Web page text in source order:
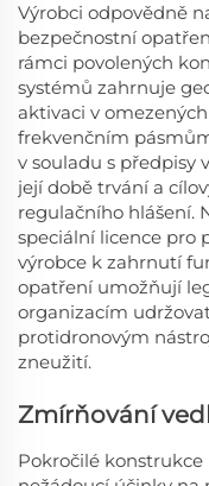
Výrobci odpovědně
bezpečnostní
rámci povolených
systémů zahrnuje
aktivaci v
frekvenčním
v souladu s předpisy
její době trvání a
regulačního hlášení.
speciální licence pro
výrobce k zahrnutí
opatření umožňují
organizacím
protidronovým
zneužití.
Zmírňování
Pokročilé